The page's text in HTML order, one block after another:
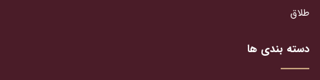
طلاق
دسته بندی ها